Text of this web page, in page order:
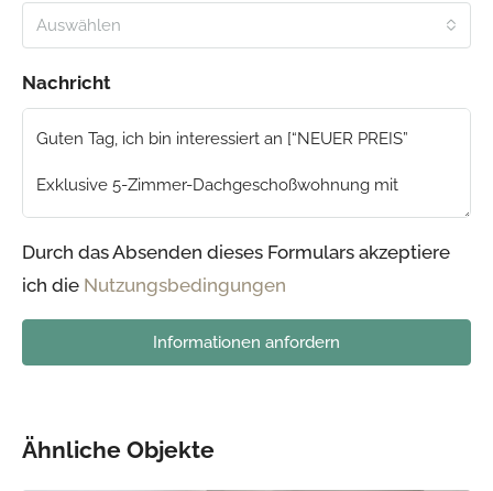
Auswählen
Nachricht
Durch das Absenden dieses Formulars akzeptiere
ich die Nutzungsbedingungen
Informationen anfordern
Ähnliche Objekte